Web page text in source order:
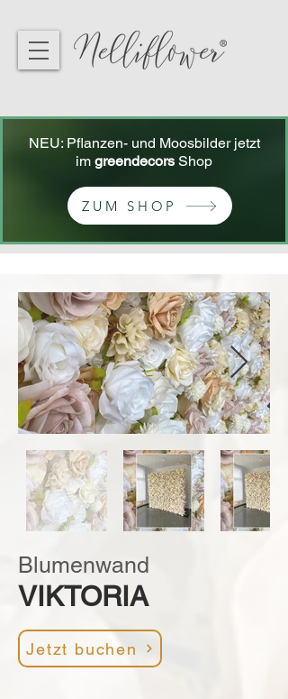
NEU: Pflanzen- und Moosbilder jetzt
im greendecors Shop
ZUM SHOP
Blumenwand
VIKTORIA
Jetzt buchen